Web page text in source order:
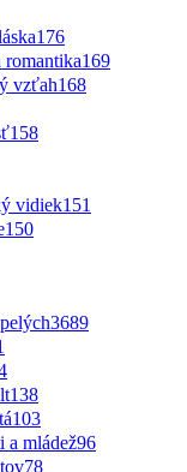
176
romantika169
vzťah168
158
vidiek151
150
3689
138
103
a mládež96
78